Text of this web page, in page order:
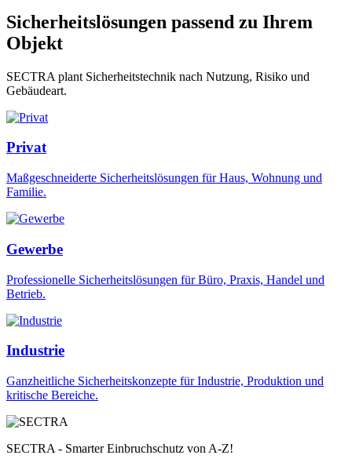
Sicherheitslösungen passend zu Ihrem
Objekt
SECTRA plant Sicherheitstechnik nach Nutzung, Risiko und
Gebäudeart.
Privat
Maßgeschneiderte Sicherheitslösungen für Haus, Wohnung und
Familie.
Gewerbe
Professionelle Sicherheitslösungen für Büro, Praxis, Handel und
Betrieb.
Industrie
Ganzheitliche Sicherheitskonzepte für Industrie, Produktion und
kritische Bereiche.
SECTRA - Smarter Einbruchschutz von A-Z!